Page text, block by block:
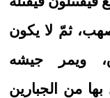
ثمّ لا يكون
ويمر جيشه
بها من الجبارين